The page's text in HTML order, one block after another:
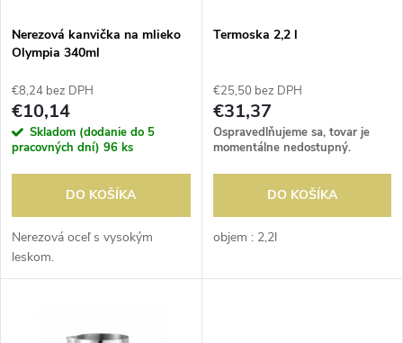
e
p
r
o
d
u
s
p
r
o
d
u
k
Nerezová kanvička na mlieko
Olympia 340ml
€8,24 bez DPH
€10,14
Skladom (dodanie do 5
pracovných dní) 96 ks
DO KOŠÍKA
Nerezová oceľ s vysokým
leskom.
Termoska 2,2 l
€25,50 bez DPH
€31,37
Ospravedlňujeme sa, tovar je
momentálne nedostupný.
DO KOŠÍKA
objem : 2,2l